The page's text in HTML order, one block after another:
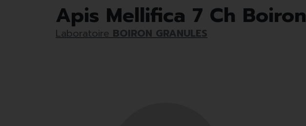
Apis Mellifica 7 Ch Boiron
Laboratoire BOIRON GRANULES